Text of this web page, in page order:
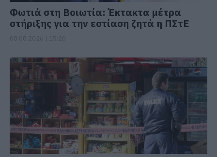
Φωτιά στη Βοιωτία: Έκτακτα μέτρα
στήριξης για την εστίαση ζητά η ΠΣτΕ